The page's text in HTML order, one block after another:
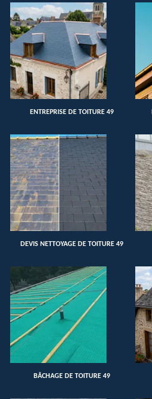
ENTREPRISE DE TOITURE 49
DEVIS NETTOYAGE DE TOITURE 49
BÂCHAGE DE TOITURE 49